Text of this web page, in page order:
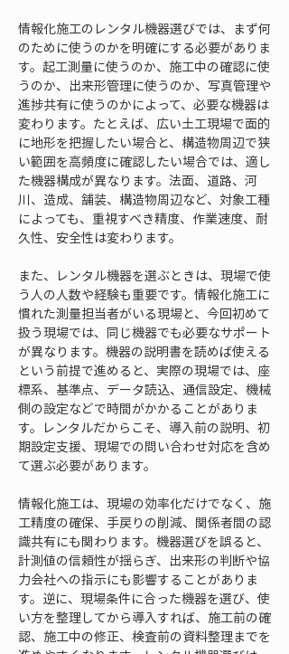
情報化施工のレンタル機器選びでは、まず何
のために使うのかを明確にする必要がありま
す。起工測量に使うのか、施工中の確認に使
うのか、出来形管理に使うのか、写真管理や
進捗共有に使うのかによって、必要な機器は
変わります。たとえば、広い土工現場で面的
に地形を把握したい場合と、構造物周辺で狭
い範囲を高頻度に確認したい場合では、適し
た機器構成が異なります。法面、道路、河
川、造成、舗装、構造物周辺など、対象工種
によっても、重視すべき精度、作業速度、耐
久性、安全性は変わります。
また、レンタル機器を選ぶときは、現場で使
う人の人数や経験も重要です。情報化施工に
慣れた測量担当者がいる現場と、今回初めて
扱う現場では、同じ機器でも必要なサポート
が異なります。機器の説明書を読めば使える
という前提で進めると、実際の現場では、座
標系、基準点、データ読込、通信設定、機械
側の設定などで時間がかかることがありま
す。レンタルだからこそ、導入前の説明、初
期設定支援、現場での問い合わせ対応を含め
て選ぶ必要があります。
情報化施工は、現場の効率化だけでなく、施
工精度の確保、手戻りの削減、関係者間の認
識共有にも関わります。機器選びを誤ると、
計測値の信頼性が揺らぎ、出来形の判断や協
力会社への指示にも影響することがありま
す。逆に、現場条件に合った機器を選び、使
い方を整理してから導入すれば、施工前の確
認、施工中の修正、検査前の資料整理までを